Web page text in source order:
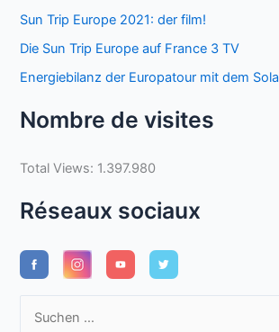
Sun Trip Europe 2021: der film!
Die Sun Trip Europe auf France 3 TV
Energiebilanz der Europatour mit dem
Nombre de visites
Total Views: 1.397.980
Réseaux sociaux